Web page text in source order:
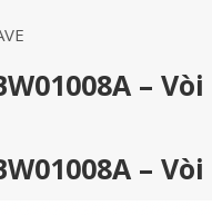
–
–